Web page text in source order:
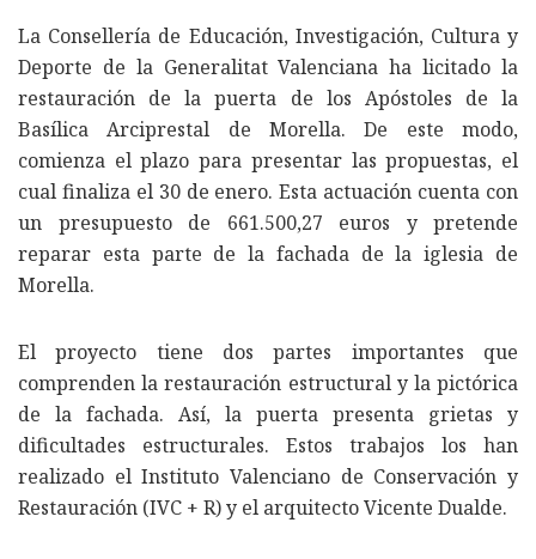
La Consellería de Educación, Investigación, Cultura y
Deporte de la Generalitat Valenciana ha licitado la
restauración de la puerta de los Apóstoles de la
Basílica Arciprestal de Morella. De este modo,
comienza el plazo para presentar las propuestas, el
cual finaliza el 30 de enero. Esta actuación cuenta con
un presupuesto de 661.500,27 euros y pretende
reparar esta parte de la fachada de la iglesia de
Morella.
El proyecto tiene dos partes importantes que
comprenden la restauración estructural y la pictórica
de la fachada. Así, la puerta presenta grietas y
dificultades estructurales. Estos trabajos los han
realizado el Instituto Valenciano de Conservación y
Restauración (IVC + R) y el arquitecto Vicente Dualde.